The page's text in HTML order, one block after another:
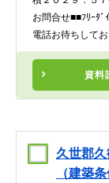
資料
お問合せ■■ﾌﾘｰﾀ
電話お待ちして
久世郡
（建築